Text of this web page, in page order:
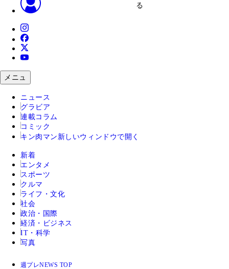
る
メニュ
ニュース
グラビア
連載コラム
コミック
キン肉マン 新しいウィンドウで開く
新着
エンタメ
スポーツ
クルマ
ライフ・文化
社会
政治・国際
経済・ビジネス
IT・科学
写真
週プレNEWS TOP